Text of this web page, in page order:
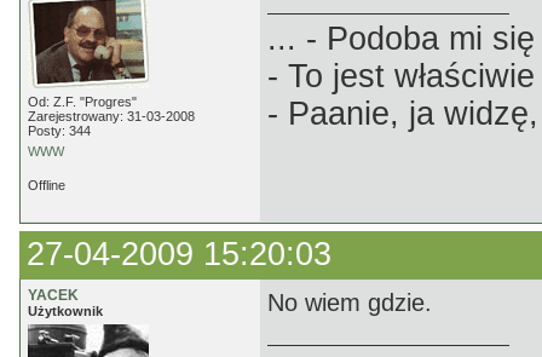
Od: Z.F. "Progres"
Zarejestrowany: 31-03-2008
Posty: 344
WWW
... - Podoba mi
- To jest
- Paanie, ja
Offline
27-04-2009 15:20:03
YACEK
Użytkownik No wiem gdzie.